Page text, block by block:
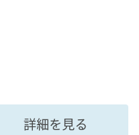
詳細を見る